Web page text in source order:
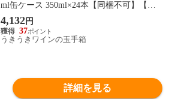
ml缶ケース 350ml×24本【同梱不可】【代
引不可】
4,132円
37
うきうきワインの玉手箱
詳細を見る